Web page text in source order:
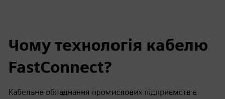
Чому технологія кабелю
FastConnect?
Кабельне обладнання промислових підприємств є